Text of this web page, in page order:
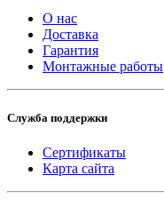
О нас
Доставка
Гарантия
Монтажные работы
Служба поддержки
Сертификаты
Карта сайта